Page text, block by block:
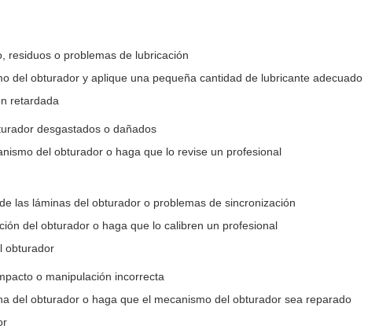
residuos o problemas de lubricación
del obturador y aplique una pequeña cantidad de lubricante adecuado
retardada
desgastados o dañados
del obturador o haga que lo revise un profesional
las láminas del obturador o problemas de sincronización
del obturador o haga que lo calibren un profesional
obturador
o manipulación incorrecta
del obturador o haga que el mecanismo del obturador sea reparado